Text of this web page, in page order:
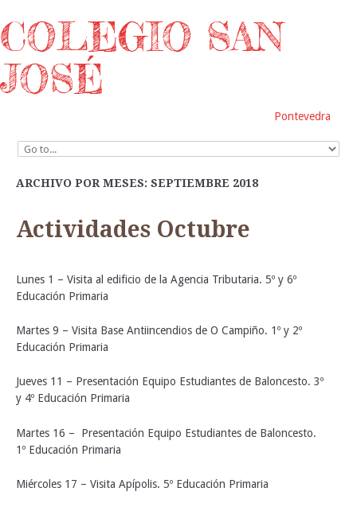
COLEGIO SAN
JOSÉ
Pontevedra
ARCHIVO POR MESES: SEPTIEMBRE 2018
Actividades Octubre
Lunes 1 – Visita al edificio de la Agencia Tributaria. 5º y 6º
Educación Primaria
Martes 9 – Visita Base Antiincendios de O Campiño. 1º y 2º
Educación Primaria
Jueves 11 – Presentación Equipo Estudiantes de Baloncesto. 3º
y 4º Educación Primaria
Martes 16 – Presentación Equipo Estudiantes de Baloncesto.
1º Educación Primaria
Miércoles 17 – Visita Apípolis. 5º Educación Primaria